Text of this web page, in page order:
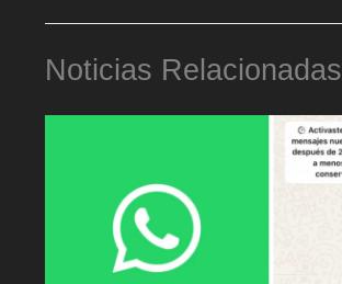
Noticias Relacionadas